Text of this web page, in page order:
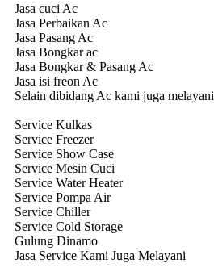
Jasa cuci Ac
Jasa Perbaikan Ac
Jasa Pasang Ac
Jasa Bongkar ac
Jasa Bongkar & Pasang Ac
Jasa isi freon Ac
Selain dibidang Ac kami juga
Service Kulkas
Service Freezer
Service Show Case
Service Mesin Cuci
Service Water Heater
Service Pompa Air
Service Chiller
Service Cold Storage
Gulung Dinamo
Jasa Service Kami Juga Melayani